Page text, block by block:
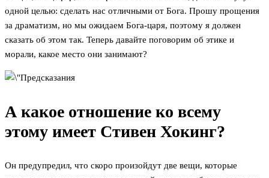
одной целью: сделать нас отличными от Бога. Прошу прощения
за драматизм, но мы ожидаем Бога-царя, поэтому я должен
сказать об этом так. Теперь давайте поговорим об этике и
морали, какое место они занимают?
А какое отношение ко всему
этому имеет Стивен Хокинг?
Он предупредил, что скоро произойдут две вещи, которые